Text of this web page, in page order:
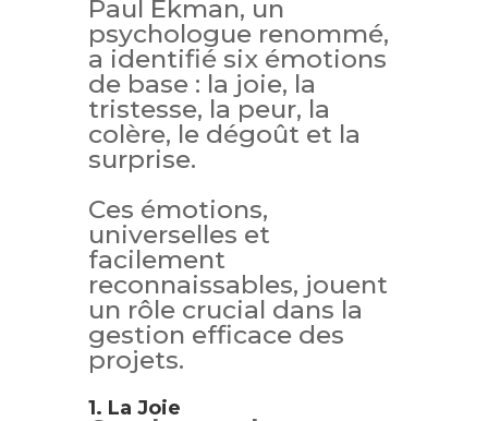
Paul Ekman, un
psychologue renommé,
a identifié six émotions
de base : la joie, la
tristesse, la peur, la
colère, le dégoût et la
surprise.
Ces émotions,
universelles et
facilement
reconnaissables, jouent
un rôle crucial dans la
gestion efficace des
projets.
1. La Joie